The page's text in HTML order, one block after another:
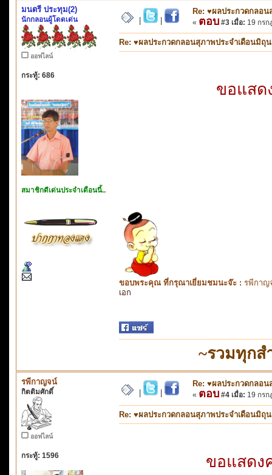
มนตรี ประทุม(2)
นักกลอนผู้โดดเด่น
ออฟไลน์
กระทู้: 686
สมาชิกดีเด่นประจำเดือนนี้..
Re: ♥ผลประกวดกลอ
« ตอบ #3 เมื่อ: 19 กร
Re: ♥ผลประกวดกลอนสุภาพประจำเดือน
ขอแสด
ขอบพระคุณ ที่กรุณาเยี่ยมชมนะจ๊ะ : รพีกาญ
เอก
~รวมทุก
รพีกาญจน์
กิตติมศักดิ์
ออฟไลน์
กระทู้: 1596
Re: ♥ผลประกวดกลอ
« ตอบ #4 เมื่อ: 19 กร
Re: ♥ผลประกวดกลอนสุภาพประจำเดือน
ขอแสดง